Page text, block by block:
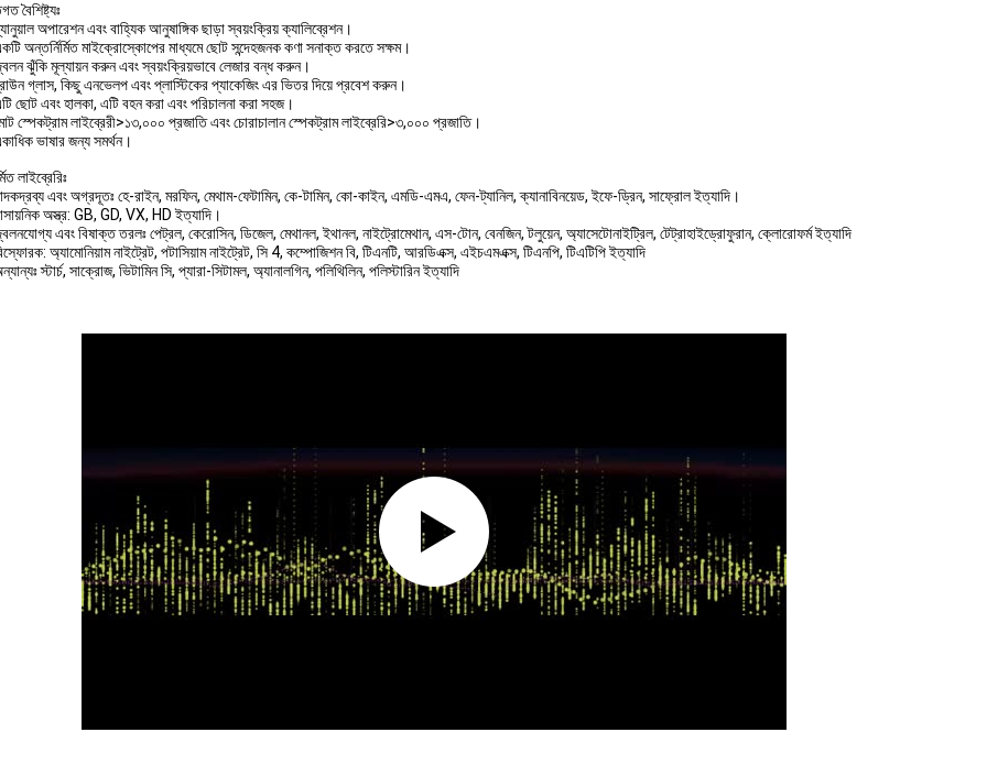
বৈশিষ্ট্যঃ
অপারেশন এবং বাহ্যিক আনুষাঙ্গিক ছাড়া স্বয়ংক্রিয় ক্যালিব্রেশন।
অন্তর্নির্মিত মাইক্রোস্কোপের মাধ্যমে ছোট সন্দেহজনক কণা সনাক্ত করতে সক্ষম।
ঝুঁকি মূল্যায়ন করুন এবং স্বয়ংক্রিয়ভাবে লেজার বন্ধ করুন।
গ্লাস, কিছু এনভেলপ এবং প্লাস্টিকের প্যাকেজিং এর ভিতর দিয়ে প্রবেশ করুন।
ছোট এবং হালকা, এটি বহন করা এবং পরিচালনা করা সহজ।
স্পেকট্রাম লাইব্রেরী>১৩,০০০ প্রজাতি এবং চোরাচালান স্পেকট্রাম লাইব্রেরি>৩,০০০ প্রজাতি।
ভাষার জন্য সমর্থন।
লাইব্রেরিঃ
এবং অগ্রদূতঃ হে-রাইন, মরফিন, মেথাম-ফেটামিন, কে-টামিন, কো-কাইন, এমডি-এমএ, ফেন-ট্যানিল, ক্যানাবিনয়েড, ইফে-ড্রিন, সাফ্রোল ইত্যাদি।
অস্ত্র: GB, GD, VX, HD ইত্যাদি।
এবং বিষাক্ত তরলঃ পেট্রল, কেরোসিন, ডিজেল, মেথানল, ইথানল, নাইট্রোমেথান, এস-টোন, বেনজিন, টলুয়েন, অ্যাসেটোনাইট্রিল, টেট্রাহাইড্রোফুরান, ক্লোরোফর্ম ইত্যাদি
অ্যামোনিয়াম নাইট্রেট, পটাসিয়াম নাইট্রেট, সি 4, কম্পোজিশন বি, টিএনটি, আরডিএক্স, এইচএমএক্স, টিএনপি, টিএটিপি ইত্যাদি
স্টার্চ, সাক্রোজ, ভিটামিন সি, প্যারা-সিটামল, অ্যানালগিন, পলিথিলিন, পলিস্টারিন ইত্যাদি